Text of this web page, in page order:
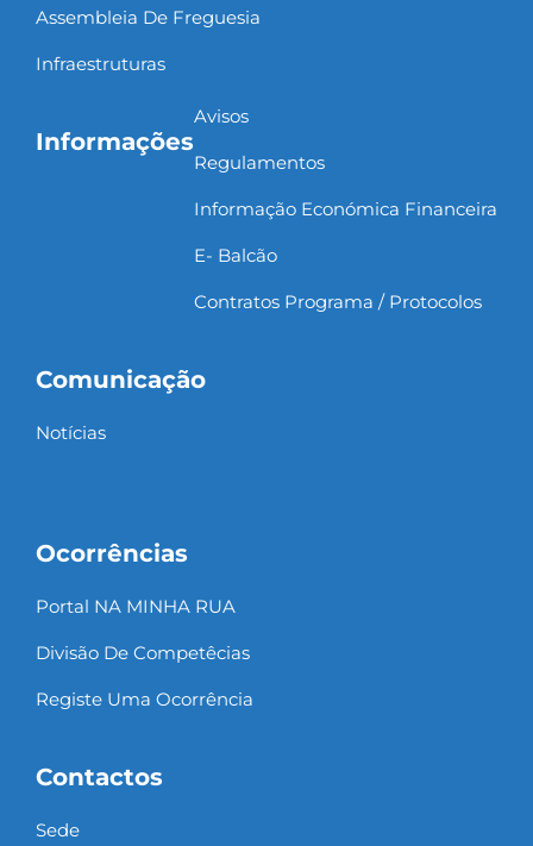
Assembleia De Freguesia
Infraestruturas
Informações
Avisos
Regulamentos
Informação Económica Financeira
E- Balcão
Contratos Programa / Protocolos
Comunicação
Notícias
Ocorrências
Portal NA MINHA RUA
Divisão De Competêcias
Registe Uma Ocorrência
Contactos
Sede